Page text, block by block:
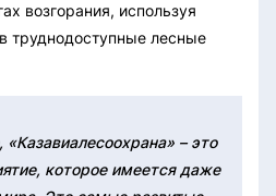
возгорания, используя
труднодоступные лесные
– это
которое имеется даже